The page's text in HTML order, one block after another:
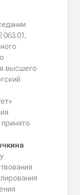
высшего